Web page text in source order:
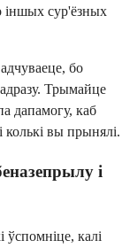
іншых сур'ёзных
бо
Трымайце
дапамогу, каб
колькі вы прынялі.
і
ўспомніце, калі